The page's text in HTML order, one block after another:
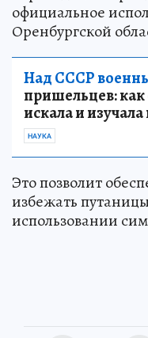
официальное
Оренбургской
Над СССР
пришельцев: как
искала и
НАУКА
Это позволит
избежать
использовании